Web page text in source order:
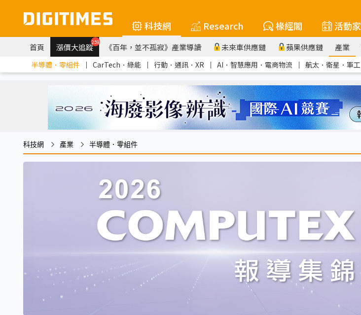
科技網 Research 椽經閣 活動家
首頁 漲價大追蹤259 《百年，並不孤寂》產業導讀 未來車供應鏈 蘋果供應鏈 產業
半導體．零組件 ｜ CarTech．綠能 ｜ 行動．通訊．XR ｜ AI．智慧應用．電商物流 ｜ 航太．衛星．軍工
科技網 產業 半導體．零組件